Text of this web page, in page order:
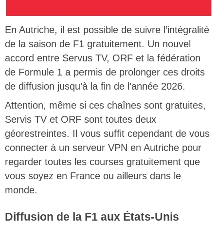
En Autriche, il est possible de suivre l’intégralité
de la saison de F1 gratuitement. Un nouvel
accord entre Servus TV, ORF et la fédération
de Formule 1 a permis de prolonger ces droits
de diffusion jusqu’à la fin de l’année 2026.
Attention, même si ces chaînes sont gratuites,
Servis TV et ORF sont toutes deux
géorestreintes. Il vous suffit cependant de vous
connecter à un serveur VPN en Autriche pour
regarder toutes les courses gratuitement que
vous soyez en France ou ailleurs dans le
monde.
Diffusion de la F1 aux États-Unis